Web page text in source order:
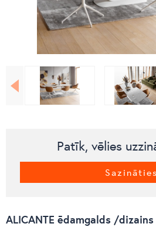
Patīk, vēlies
Sazināties
ALICANTE ēdamgalds /dizains